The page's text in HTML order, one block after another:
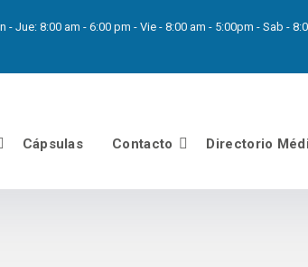
- Jue:8:00 am - 6:00 pm - Vie - 8:00 am - 5:00pm - Sab -
Cápsulas Contacto Directorio